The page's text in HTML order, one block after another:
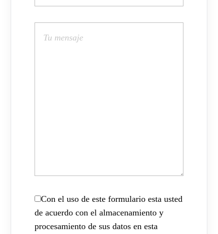
Con el uso de este formulario esta usted
de acuerdo con el almacenamiento y
procesamiento de sus datos en esta